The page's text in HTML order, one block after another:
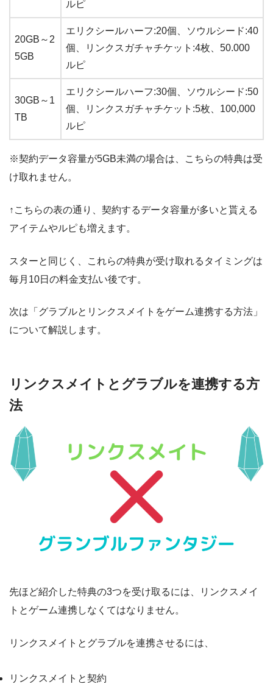
ルピ
20GB～2
5GB
エリクシールハーフ:20個、ソウルシード:40
個、リンクスガチャチケット:4枚、50.000
ルピ
30GB～1
TB
エリクシールハーフ:30個、ソウルシード:50
個、リンクスガチャチケット:5枚、100,000
ルピ
※契約データ容量が5GB未満の場合は、こちらの特典は受
け取れません。
↑こちらの表の通り、契約するデータ容量が多いと貰える
アイテムやルピも増えます。
スターと同じく、これらの特典が受け取れるタイミングは
毎月10日の料金支払い後です。
次は「グラブルとリンクスメイトをゲーム連携する方法」
について解説します。
リンクスメイトとグラブルを連携する方
法
先ほど紹介した特典の3つを受け取るには、リンクスメイ
トとゲーム連携しなくてはなりません。
リンクスメイトとグラブルを連携させるには、
リンクスメイトと契約